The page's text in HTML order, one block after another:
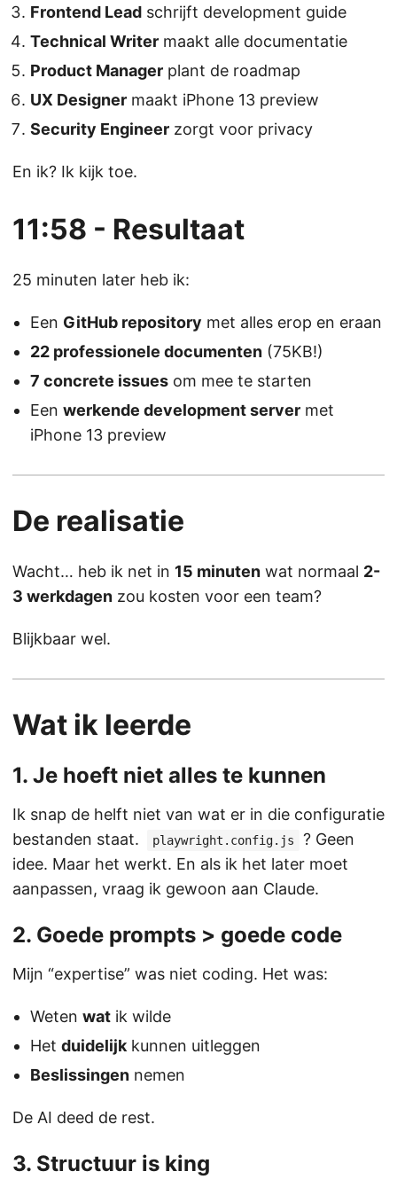
Frontend Lead schrijft development guide
Technical Writer maakt alle documentatie
Product Manager plant de roadmap
UX Designer maakt iPhone 13 preview
Security Engineer zorgt voor privacy
En ik? Ik kijk toe.
11:58 - Resultaat
25 minuten later heb ik:
Een GitHub repository met alles erop en eraan
22 professionele documenten (75KB!)
7 concrete issues om mee te starten
Een werkende development server met
iPhone 13 preview
De realisatie
Wacht… heb ik net in 15 minuten wat normaal 2-
3 werkdagen zou kosten voor een team?
Blijkbaar wel.
Wat ik leerde
1. Je hoeft niet alles te kunnen
Ik snap de helft niet van wat er in die configuratie
bestanden staat.
playwright.config.js
? Geen
idee. Maar het werkt. En als ik het later moet
aanpassen, vraag ik gewoon aan Claude.
2. Goede prompts > goede code
Mijn “expertise” was niet coding. Het was:
Weten wat ik wilde
Het duidelijk kunnen uitleggen
Beslissingen nemen
De AI deed de rest.
3. Structuur is king